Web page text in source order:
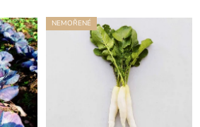
NEMOŘENÉ